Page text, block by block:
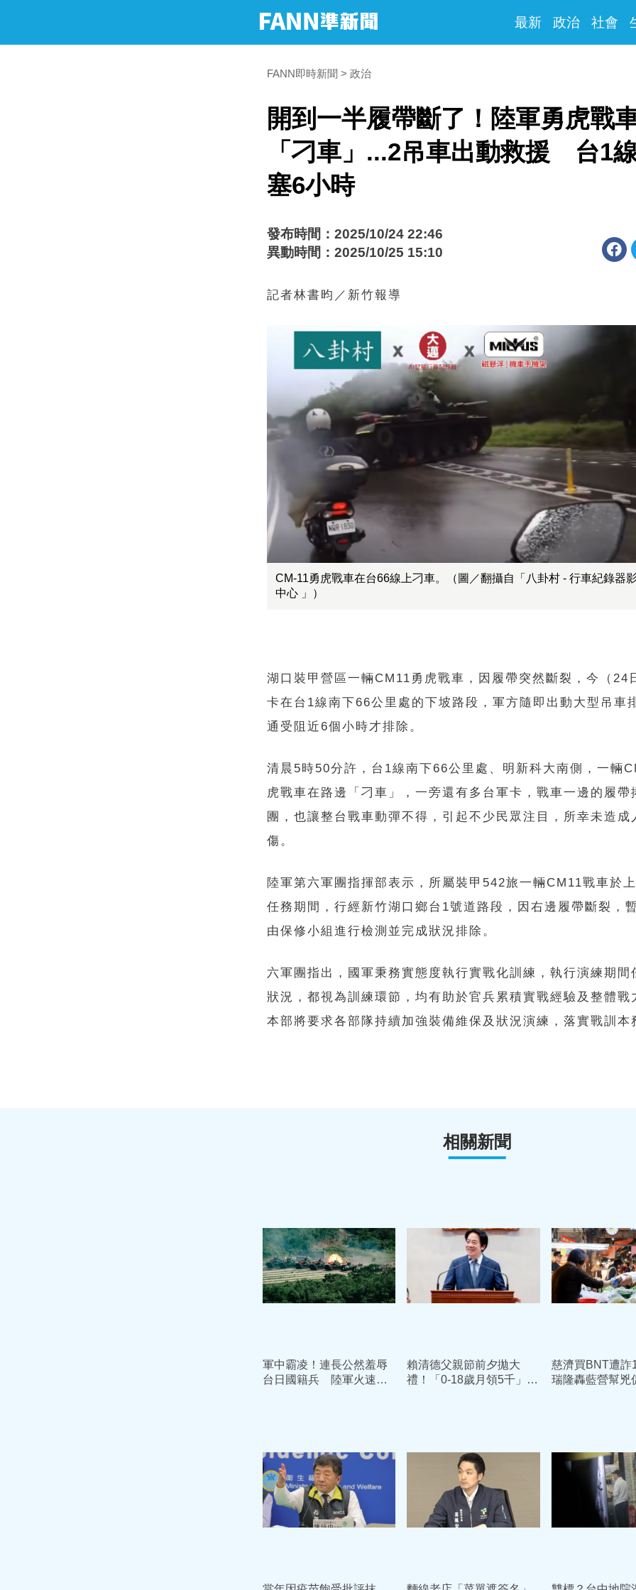
最新 政治 社會
FANN即時新聞 政治
開到一半履帶斷了！陸軍勇虎戰
「刁車」...2吊車出動救援 台1
塞6小時
發布時間：2025/10/24 22:46
異動時間：2025/10/25 15:10
記者林書昀／新竹報導
CM-11勇虎戰車在台66線上刁車。（圖／翻攝自「八卦村 - 行車紀錄器
中心 」）
湖口裝甲營區一輛CM11勇虎戰車，因履帶突然斷裂，今（24
卡在台1線南下66公里處的下坡路段，軍方隨即出動大型吊車
通受阻近6個小時才排除。
清晨5時50分許，台1線南下66公里處、明新科大南側，一輛
虎戰車在路邊「刁車」，一旁還有多台軍卡，戰車一邊的履帶
團，也讓整台戰車動彈不得，引起不少民眾注目，所幸未造成
傷。
陸軍第六軍團指揮部表示，所屬裝甲542旅一輛CM11戰車於
任務期間，行經新竹湖口鄉台1號道路段，因右邊履帶斷裂，
由保修小組進行檢測並完成狀況排除。
六軍團指出，國軍秉務實態度執行實戰化訓練，執行演練期間
狀況，都視為訓練環節，均有助於官兵累積實戰經驗及整體戰
本部將要求各部隊持續加強裝備維保及狀況演練，落實戰訓本
相關新聞
軍中霸凌！連長公然羞辱
台日國籍兵 陸軍火速拔
賴清德父親節前夕拋大
禮！「0-18歲月領5千」預
慈濟買BNT遭詐
瑞隆轟藍營幫